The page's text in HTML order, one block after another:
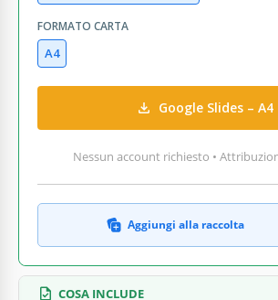
FORMATO CARTA
A4
Google Slides – A4
Nessun account richiesto •
Aggiungi alla raccolta
COSA INCLUDE